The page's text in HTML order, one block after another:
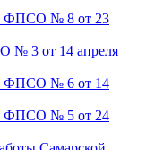
ФПСО № 8 от 23
№ 3 от 14 апреля
ФПСО № 6 от 14
ФПСО № 5 от 24